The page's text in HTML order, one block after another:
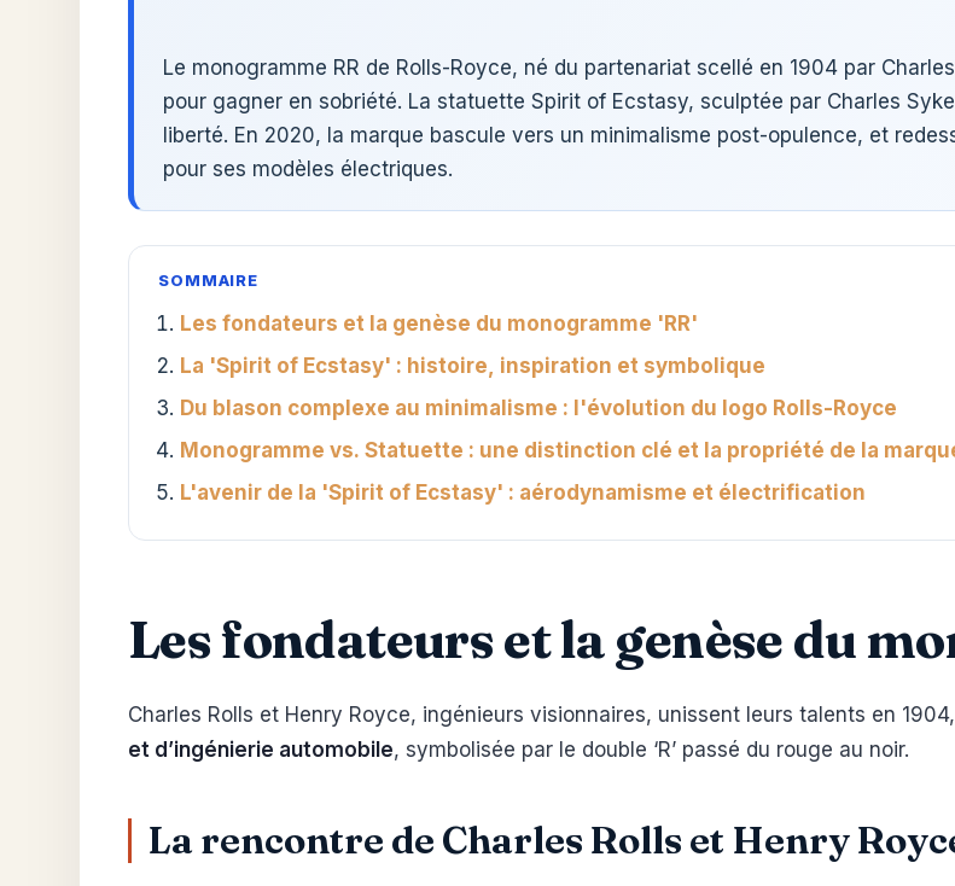
Le monogramme RR de Rolls-Royce, né du partenariat scellé en 1904 par
pour gagner en sobriété. La statuette Spirit of Ecstasy, sculptée par Charles
liberté. En 2020, la marque bascule vers un minimalisme post-opulence, et
pour ses modèles électriques.
SOMMAIRE
Les fondateurs et la genèse du monogramme 'RR'
La 'Spirit of Ecstasy' : histoire, inspiration et symbolique
Du blason complexe au minimalisme : l'évolution du logo Rolls-Royce
Monogramme vs. Statuette : une distinction clé et la propriété de la
L'avenir de la 'Spirit of Ecstasy' : aérodynamisme et électrification
Les fondateurs et la genèse du
Charles Rolls et Henry Royce, ingénieurs visionnaires, unissent leurs talents en 1904,
et d’ingénierie automobile, symbolisée par le double ‘R’ passé du rouge au noir.
La rencontre de Charles Rolls et Henry